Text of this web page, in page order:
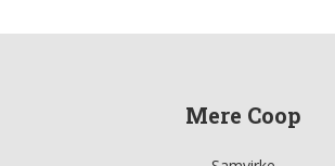
Mere Coop